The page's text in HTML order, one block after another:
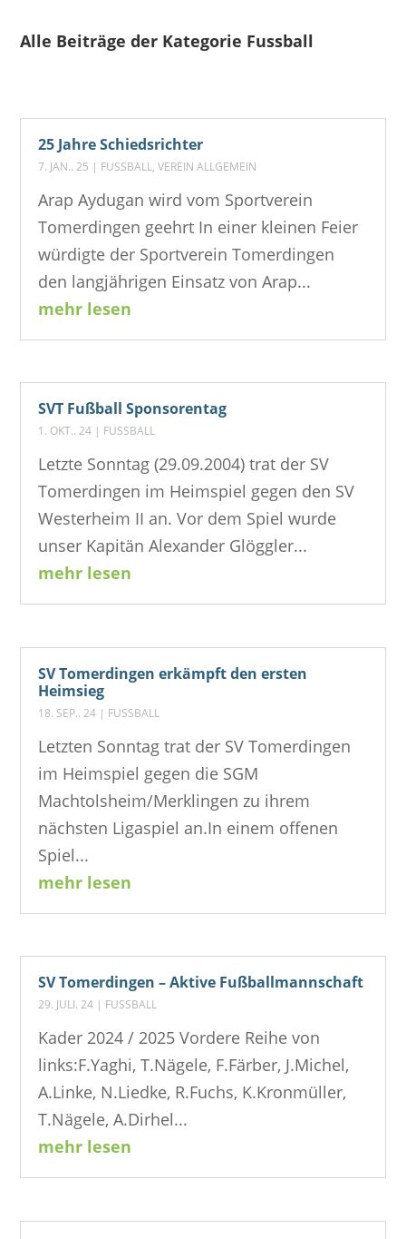
Alle Beiträge der Kategorie Fussball
25 Jahre Schiedsrichter
7. JAN.. 25 | FUSSBALL,VEREIN ALLGEMEIN
Arap Aydugan wird vom Sportverein
Tomerdingen geehrt In einer kleinen Feier
würdigte der Sportverein Tomerdingen
den langjährigen Einsatz von Arap...
mehr lesen
SVT Fußball Sponsorentag
1. OKT.. 24 | FUSSBALL
Letzte Sonntag (29.09.2004) trat der SV
Tomerdingen im Heimspiel gegen den SV
Westerheim II an. Vor dem Spiel wurde
unser Kapitän Alexander Glöggler...
mehr lesen
SV Tomerdingen erkämpft den ersten
Heimsieg
18. SEP.. 24 | FUSSBALL
Letzten Sonntag trat der SV Tomerdingen
im Heimspiel gegen die SGM
Machtolsheim/Merklingen zu ihrem
nächsten Ligaspiel an.In einem offenen
Spiel...
mehr lesen
SV Tomerdingen – Aktive Fußballmannschaft
29. JULI. 24 | FUSSBALL
Kader 2024 / 2025 Vordere Reihe von
links:F.Yaghi, T.Nägele, F.Färber, J.Michel,
A.Linke, N.Liedke, R.Fuchs, K.Kronmüller,
T.Nägele, A.Dirhel...
mehr lesen